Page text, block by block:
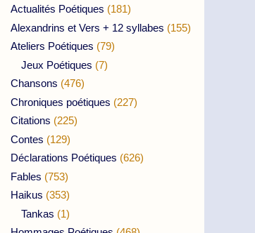
Actualités Poétiques (181)
Alexandrins et Vers + 12 syllabes (155)
Ateliers Poétiques (79)
Jeux Poétiques (7)
Chansons (476)
Chroniques poétiques (227)
Citations (225)
Contes (129)
Déclarations Poétiques (626)
Fables (753)
Haikus (353)
Tankas (1)